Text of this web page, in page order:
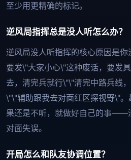
至少用更精确的标记。
逆风局指挥总是没人听怎么办？
逆风局没人听指挥的核心原因是
要发\"大家小心\"这种废话，要发
去，清完兵就行\"\"清完中路兵线
\"\"辅助跟我去对面红区探视野\"
果还是不听，就做好自己的事——
对面失误。
开局怎么和队友协调位置？